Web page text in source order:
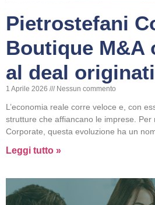
Pietrostefani
Boutique M&A
al deal
1 Aprile 2026 Nessun commento
L’economia reale corre veloce e, con
strutture che affiancano le imprese. Per
Corporate, questa evoluzione ha un
Leggi tutto »